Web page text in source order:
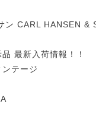
ン CARL HANSEN &
最新入荷情報！！
テージ